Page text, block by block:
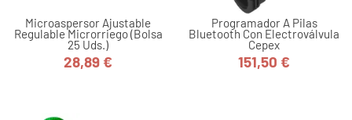
Microaspersor Ajustable
Regulable Microrriego (bolsa
25 Uds.)
Precio
28,89 €
Programador A Pilas
Bluetooth Con Electroválvula
Cepex
Precio
151,50 €